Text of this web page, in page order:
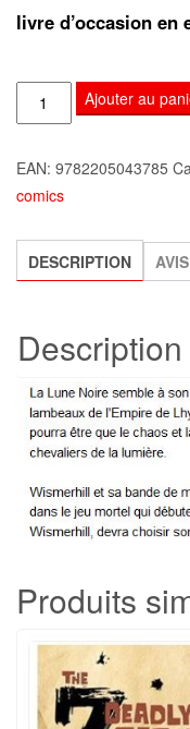
livre d’occasion en
quantité
de
Chroniques
de
Lune
noire
tome
4,
Froideval
Ledroit
Ajouter au
EAN: 9782205043785
comics
DESCRIPTION
Description
Produits